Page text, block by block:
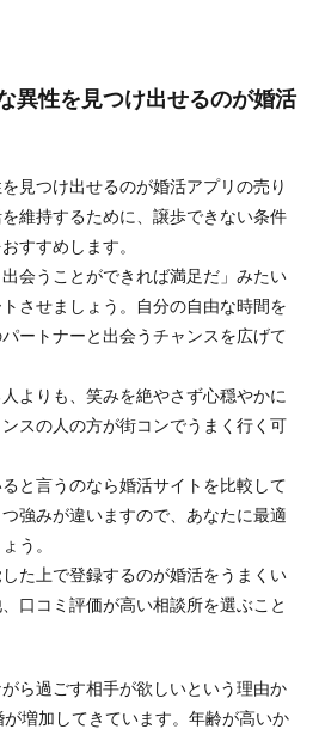
異性を見つけ出せるのが婚活
見つけ出せるのが婚活アプリの売り
維持するために、譲歩できない条件
すすめします。
出会うことができれば満足だ」みたい
させましょう。自分の自由な時間を
ートナーと出会うチャンスを広げて
よりも、笑みを絶やさず心穏やかに
スの人の方が街コンでうまく行く可
と言うのなら婚活サイトを比較して
強みが違いますので、あなたに最適
う。
た上で登録するのが婚活をうまくい
口コミ評価が高い相談所を選ぶこと
ら過ごす相手が欲しいという理由か
増加してきています。年齢が高いか